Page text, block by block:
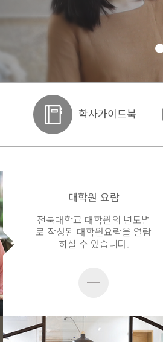
학사가이드북
대학원 요람
전북대학교 대학원의 년도별
로 작성된 대학원요람을 열람
하실 수 있습니다.